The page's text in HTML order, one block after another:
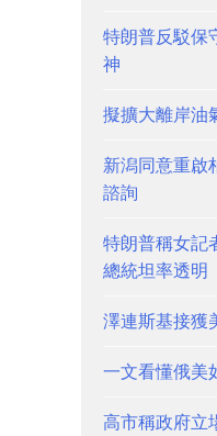
特朗普反駁保
神
擬擴大離岸油
新潟同意重啟
諮詢
特朗普稱女記
總統坦率透明
澤連斯基接獲
一文看懂俄美
高市稱政府立